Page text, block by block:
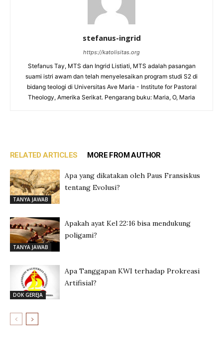
stefanus-ingrid
https://katolisitas.org
Stefanus Tay, MTS dan Ingrid Listiati, MTS adalah pasangan
suami istri awam dan telah menyelesaikan program studi S2 di
bidang teologi di Universitas Ave Maria - Institute for Pastoral
Theology, Amerika Serikat. Pengarang buku: Maria, O, Maria
RELATED ARTICLES MORE FROM AUTHOR
TANYA JAWAB
Apa yang dikatakan oleh Paus Fransiskus
tentang Evolusi?
TANYA JAWAB
Apakah ayat Kel 22:16 bisa mendukung
poligami?
DOK GEREJA
Apa Tanggapan KWI terhadap Prokreasi
Artifisial?